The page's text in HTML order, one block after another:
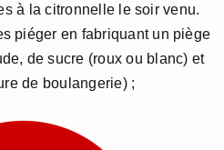
à la citronnelle le soir venu.
piéger en fabriquant un piège
de sucre (roux ou blanc) et
de boulangerie) ;